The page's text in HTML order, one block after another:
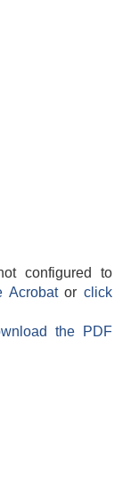
configured to
Acrobatorclick
the PDF